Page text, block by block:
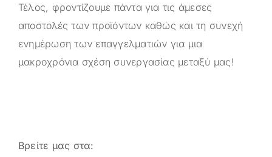
Τέλος, φροντίζουμε πάντα για τις άμεσες
αποστολές των προϊόντων καθώς και τη συνεχή
ενημέρωση των επαγγελματιών για μια
μακροχρόνια σχέση συνεργασίας μεταξύ μας!
Βρείτε μας στα: